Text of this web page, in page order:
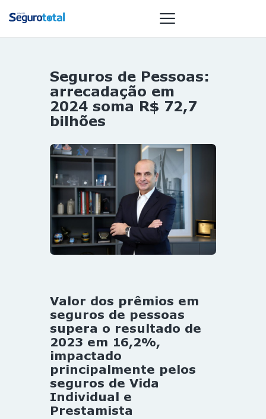
NOTÍCIAS
REVISTA
ESPECIAIS
OURO
ST SUMMIT
MULHERES
GESTORAS
HOMEST
HOME
Seguros de Pessoas:
arrecadação em
2024 soma R$ 72,7
bilhões
Valor dos prêmios em
seguros de pessoas
supera o resultado de
2023 em 16,2%,
impactado
principalmente pelos
seguros de Vida
Individual e
Prestamista